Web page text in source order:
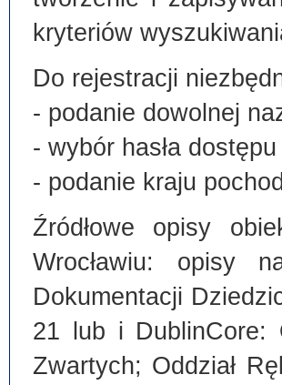
kryteriów
Do rejestracji
- podanie dowolnej
- wybór hasła
- podanie kraju
Źródłowe opisy
Wrocławiu: opisy
Dokumentacji
21 lub i DublinCore:
Zwartych; Oddział